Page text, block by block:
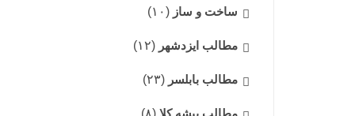
ساخت و ساز (۱۰)
مطالب ایزدشهر (۱۲)
مطالب بابلسر (۲۳)
مطالب بیشه کلا (۸)